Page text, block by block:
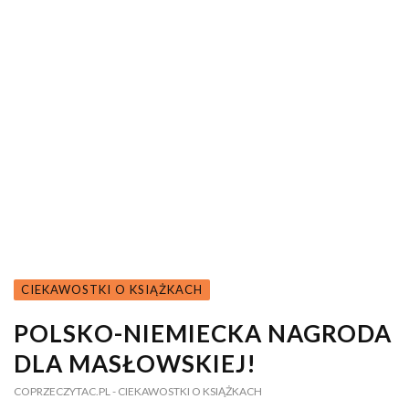
CIEKAWOSTKI O KSIĄŻKACH
POLSKO-NIEMIECKA NAGRODA
DLA MASŁOWSKIEJ!
COPRZECZYTAC.PL - CIEKAWOSTKI O KSIĄŻKACH